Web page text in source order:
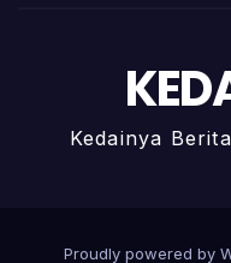
Kedainya
Proudly powered by